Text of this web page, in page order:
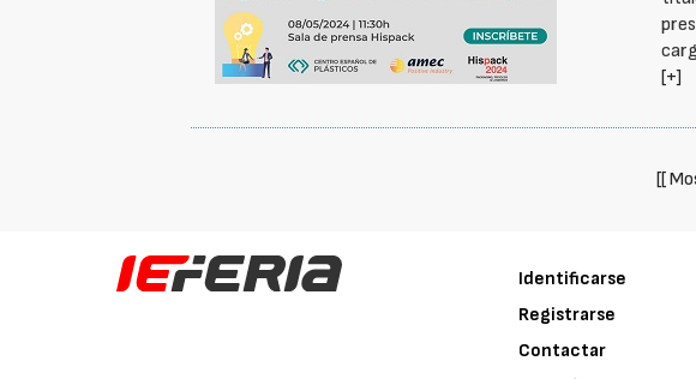
[+]
[[
Identificarse
Registrarse
Contactar